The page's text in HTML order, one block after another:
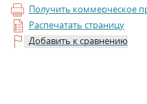
Получить коммерческое
Распечатать страницу
Добавить к сравнению